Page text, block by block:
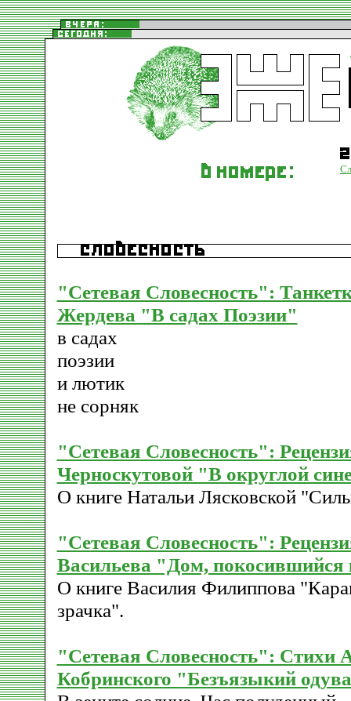
"Сетевая Словесность":
Жердева "В садах Поэзии"
в садах
поэзии
и лютик
не сорняк
"Сетевая Словесность":
Черноскутовой "В округлой
О книге Натальи Лясковской
"Сетевая Словесность":
Васильева "Дом, покосившийся
О книге Василия Филиппова
зрачка".
"Сетевая Словесность": Стихи
Кобринского "Безъязыкий